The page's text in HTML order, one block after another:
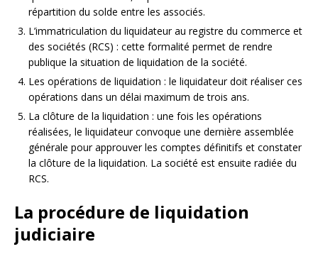
répartition du solde entre les associés.
L’immatriculation du liquidateur au registre du commerce et
des sociétés (RCS) : cette formalité permet de rendre
publique la situation de liquidation de la société.
Les opérations de liquidation : le liquidateur doit réaliser ces
opérations dans un délai maximum de trois ans.
La clôture de la liquidation : une fois les opérations
réalisées, le liquidateur convoque une dernière assemblée
générale pour approuver les comptes définitifs et constater
la clôture de la liquidation. La société est ensuite radiée du
RCS.
La procédure de liquidation
judiciaire